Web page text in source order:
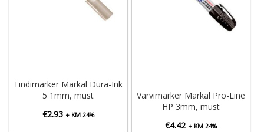
Tindimarker Markal Dura-Ink
5 1mm, must
€2.93 + KM 24%
Värvimarker Markal Pro-Line
HP 3mm, must
€4.42 + KM 24%